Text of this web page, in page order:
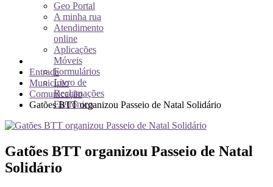
Geo Portal
A minha rua
Atendimento
online
Aplicações
Móveis
Formulários
Livro de
Reclamações
Eletrónico
Entrada
Município
Comunicação
Gatões BTT organizou Passeio de Natal Solidário
Gatões BTT organizou Passeio de Natal
Solidário